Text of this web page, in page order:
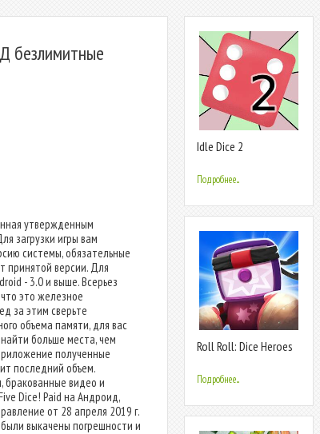
безлимитные
утвержденным
загрузки игры вам
системы, обязательные
принятой версии. Для
- 3.0 и выше. Всерьез
это железное
за этим сверьте
объема памяти, для вас
больше места, чем
полученные
последний объем.
бракованные видео и
Dice! Paid на Андроид,
от 28 апреля 2019 г.
выкачены погрешности и
Idle Dice 2
Подробнее...
Roll Roll: Dice Heroes
Подробнее...